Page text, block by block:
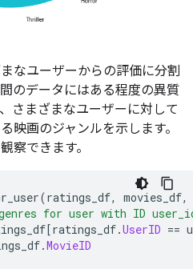
なユーザーからの評価に分割
のデータにはある程度の異質
さまざまなユーザーに対して
映画のジャンルを示します。
察できます。
(ratings_df, movies_df,
for user with ID
[ratings_df.UserID ==
.MovieID